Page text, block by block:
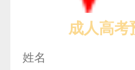
成人高考